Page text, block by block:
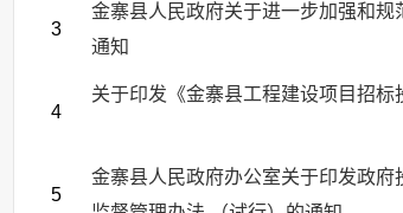
3
金寨县人民政府关于进一步加强和
通知
4
关于印发《金寨县工程建设项目招
5
金寨县人民政府办公室关于印发政